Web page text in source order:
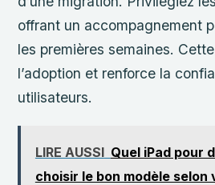
offrant un accompagnement
les premières semaines.
l’adoption et renforce la
utilisateurs.
LIRE AUSSI Quel iPad pour
choisir le bon modèle selon